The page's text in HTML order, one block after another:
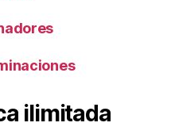
ilimitada